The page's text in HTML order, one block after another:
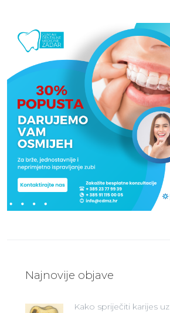
Najnovije objave
Kako spriječiti karijes uz